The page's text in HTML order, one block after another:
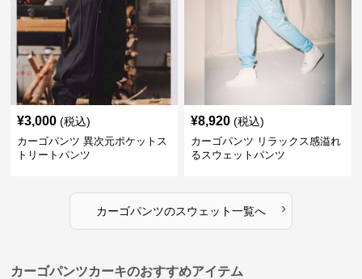
¥3,000 (税込)
カーゴパンツ 異次元ポケットス
トリートパンツ
¥8,920 (税込)
カーゴパンツ リラックス感溢れ
るスウェットパンツ
カーゴパンツのスウェット一覧へ ›
カーゴパンツカーキのおすすめアイテム